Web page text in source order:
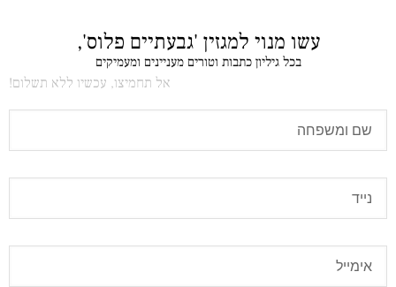
עשו מנוי למגזין 'גבעתיים פלוס',
בכל גיליון כתבות וטורים מעניינים ומעמיקים
אל תחמיצו, עכשיו ללא תשלום!